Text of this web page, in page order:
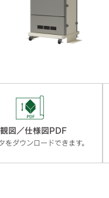
図／仕様図PDF
をダウンロードできます。